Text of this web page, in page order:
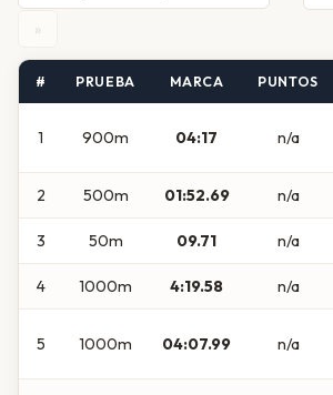
»
# PRUEBA MARCA PUNTOS
1 900m 04:17 n/a
2 500m 01:52.69 n/a
3 50m 09.71 n/a
4 1000m 4:19.58 n/a
5 1000m 04:07.99 n/a